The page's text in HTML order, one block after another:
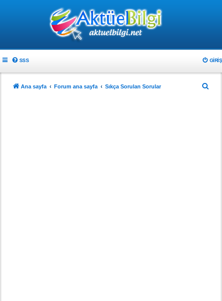
SSS GIRIŞ
Ana sayfa Forum ana sayfa Sıkça Sorulan Sorular